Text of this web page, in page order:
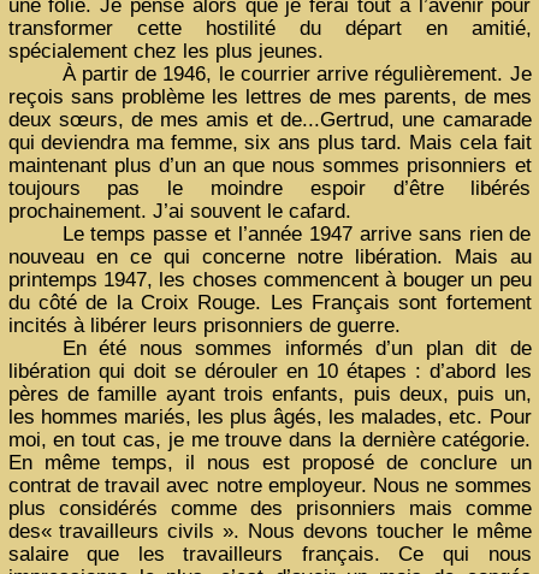
une folie. Je pense alors que je ferai tout à l’avenir pour
transformer cette hostilité du départ en amitié,
spécialement chez les plus jeunes.
À partir de 1946, le courrier arrive régulièrement. Je
reçois sans problème les lettres de mes parents, de mes
deux sœurs, de mes amis et de...Gertrud, une camarade
qui deviendra ma femme, six ans plus tard. Mais cela fait
maintenant plus d’un an que nous sommes prisonniers et
toujours pas le moindre espoir d’être libérés
prochainement. J’ai souvent le cafard.
Le temps passe et l’année 1947 arrive sans rien de
nouveau en ce qui concerne notre libération. Mais au
printemps 1947, les choses commencent à bouger un peu
du côté de la Croix Rouge. Les Français sont fortement
incités à libérer leurs prisonniers de guerre.
En été nous sommes informés d’un plan dit de
libération qui doit se dérouler en 10 étapes : d’abord les
pères de famille ayant trois enfants, puis deux, puis un,
les hommes mariés, les plus âgés, les malades, etc. Pour
moi, en tout cas, je me trouve dans la dernière catégorie.
En même temps, il nous est proposé de conclure un
contrat de travail avec notre employeur. Nous ne sommes
plus considérés comme des prisonniers mais comme
des« travailleurs civils ». Nous devons toucher le même
salaire que les travailleurs français. Ce qui nous